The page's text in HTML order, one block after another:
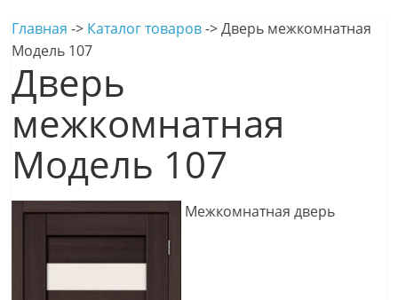
Главная -> Каталог товаров->Дверь межкомнатная
Модель 107
Дверь
межкомнатная
Модель 107
Межкомнатная дверь